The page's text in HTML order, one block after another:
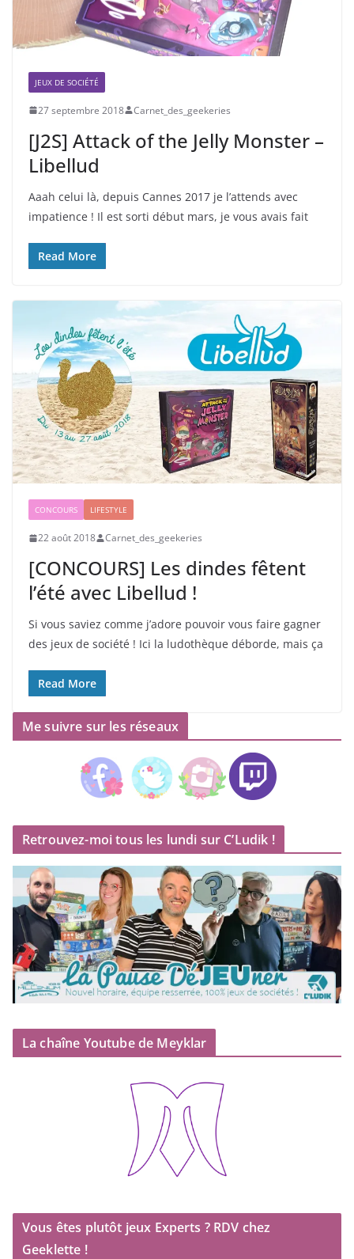
JEUX DE SOCIÉTÉ
27 septembre 2018 Carnet_des_geekeries
[J2S] Attack of the Jelly Monster –
Libellud
Aaah celui là, depuis Cannes 2017 je l’attends avec
impatience ! Il est sorti début mars, je vous avais fait
Read More
CONCOURS LIFESTYLE
22 août 2018 Carnet_des_geekeries
[CONCOURS] Les dindes fêtent
l’été avec Libellud !
Si vous saviez comme j’adore pouvoir vous faire gagner
des jeux de société ! Ici la ludothèque déborde, mais ça
Read More
Me suivre sur les réseaux
Retrouvez-moi tous les lundi sur C’Ludik !
La chaîne Youtube de Meyklar
Vous êtes plutôt jeux Experts ? RDV chez
Geeklette !